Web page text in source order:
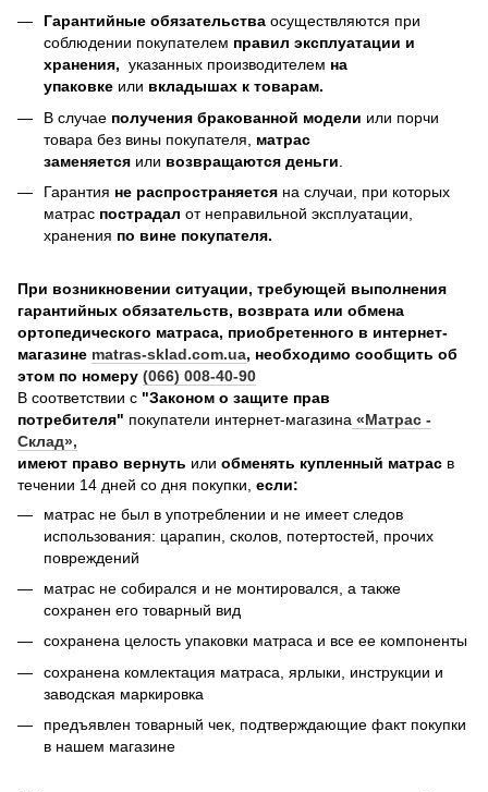
Гарантийные обязательства осуществляются при
соблюдении покупателем правил эксплуатации и
хранения, указанных производителем на
упаковке или вкладышах к товарам.
В случае получения бракованной модели или порчи
товара без вины покупателя, матрас
заменяется или возвращаются деньги
Гарантия не распространяется на случаи, при которых
матрас пострадал от неправильной эксплуатации,
хранения по вине покупателя.
При возникновении ситуации, требующей выполнения
гарантийных обязательств, возврата или обмена
ортопедического матраса, приобретенного в интернет-
магазине matras-sklad.com.ua, необходимо сообщить об
этом по номеру (066) 008-40-90
В соответствии с "Законом о защите прав
потребителя" покупатели интернет-магазина «Матрас -
Склад»,
имеют право вернуть или обменять купленный матрас в
течении 14 дней со дня покупки, если:
матрас не был в употреблении и не имеет следов
использования: царапин, сколов, потертостей, прочих
повреждений
матрас не собирался и не монтировался, а также
сохранен его товарный вид
сохранена целость упаковки матраса и все ее компоненты
сохранена комлектация матраса, ярлыки, инструкции и
заводская маркировка
предъявлен товарный чек, подтверждающие факт покупки
в нашем магазине